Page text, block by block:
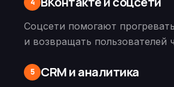
4
Соцсети помогают
и возвращать пользователей
5 CRM и аналитика